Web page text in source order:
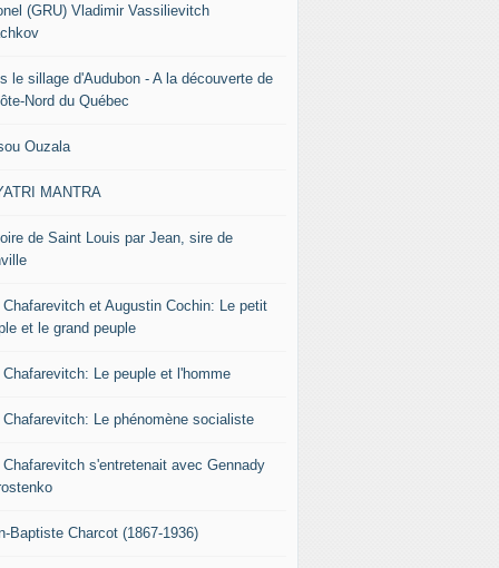
(GRU) Vladimir Vassilievitch
le sillage d'Audubon - A la découverte de
Nord du Québec
Ouzala
MANTRA
de Saint Louis par Jean, sire de
Chafarevitch et Augustin Cochin: Le petit
et le grand peuple
Chafarevitch: Le peuple et l'homme
Chafarevitch: Le phénomène socialiste
Chafarevitch s'entretenait avec Gennady
Baptiste Charcot (1867-1936)